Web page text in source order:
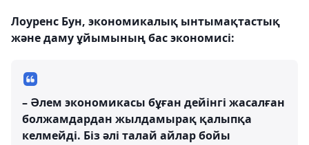
Лоуренс Бун, экономикалық ынтымақтастық
және даму ұйымының бас экономисі:
– Әлем экономикасы бұған дейінгі жасалған
болжамдардан жылдамырақ қалыпқа
келмейді. Біз әлі талай айлар бойы